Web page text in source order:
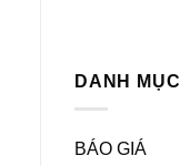
DANH
BÁO GIÁ